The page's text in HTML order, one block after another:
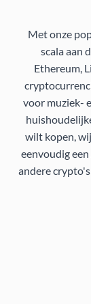
Met onze
scala aan
Ethereum,
voor muziek-
wilt kopen,
eenvoudig
andere